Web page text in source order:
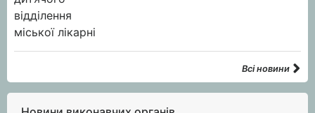
Всі новини